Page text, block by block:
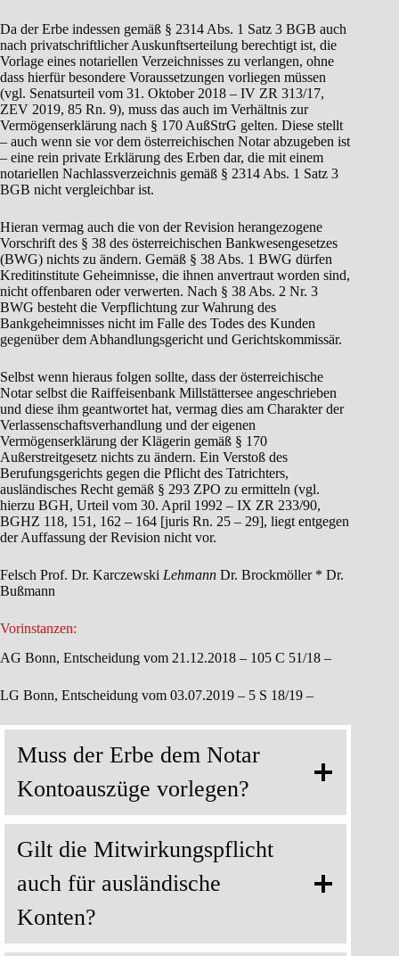
Da der Erbe indessen gemäß § 2314 Abs. 1 Satz 3 BGB auch
nach privatschriftlicher Auskunftserteilung berechtigt ist, die
Vorlage eines notariellen Verzeichnisses zu verlangen, ohne
dass hierfür besondere Voraussetzungen vorliegen müssen
(vgl. Senatsurteil vom 31. Oktober 2018 – IV ZR 313/17,
ZEV 2019, 85 Rn. 9), muss das auch im Verhältnis zur
Vermögenserklärung nach § 170 AußStrG gelten. Diese stellt
– auch wenn sie vor dem österreichischen Notar abzugeben ist
– eine rein private Erklärung des Erben dar, die mit einem
notariellen Nachlassverzeichnis gemäß § 2314 Abs. 1 Satz 3
BGB nicht vergleichbar ist.
Hieran vermag auch die von der Revision herangezogene
Vorschrift des § 38 des österreichischen Bankwesengesetzes
(BWG) nichts zu ändern. Gemäß § 38 Abs. 1 BWG dürfen
Kreditinstitute Geheimnisse, die ihnen anvertraut worden sind,
nicht offenbaren oder verwerten. Nach § 38 Abs. 2 Nr. 3
BWG besteht die Verpflichtung zur Wahrung des
Bankgeheimnisses nicht im Falle des Todes des Kunden
gegenüber dem Abhandlungsgericht und Gerichtskommissär.
Selbst wenn hieraus folgen sollte, dass der österreichische
Notar selbst die Raiffeisenbank Millstättersee angeschrieben
und diese ihm geantwortet hat, vermag dies am Charakter der
Verlassenschaftsverhandlung und der eigenen
Vermögenserklärung der Klägerin gemäß § 170
Außerstreitgesetz nichts zu ändern. Ein Verstoß des
Berufungsgerichts gegen die Pflicht des Tatrichters,
ausländisches Recht gemäß § 293 ZPO zu ermitteln (vgl.
hierzu BGH, Urteil vom 30. April 1992 – IX ZR 233/90,
BGHZ 118, 151, 162 – 164 [juris Rn. 25 – 29], liegt entgegen
der Auffassung der Revision nicht vor.
Felsch Prof. Dr. Karczewski Lehmann Dr. Brockmöller * Dr.
Bußmann
Vorinstanzen:
AG Bonn, Entscheidung vom 21.12.2018 – 105 C 51/18 –
LG Bonn, Entscheidung vom 03.07.2019 – 5 S 18/19 –
Muss der Erbe dem Notar
Kontoauszüge vorlegen?
Gilt die Mitwirkungspflicht
auch für ausländische
Konten?